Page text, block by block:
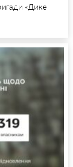
«Дике